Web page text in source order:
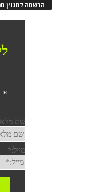
הרשמה למגזין